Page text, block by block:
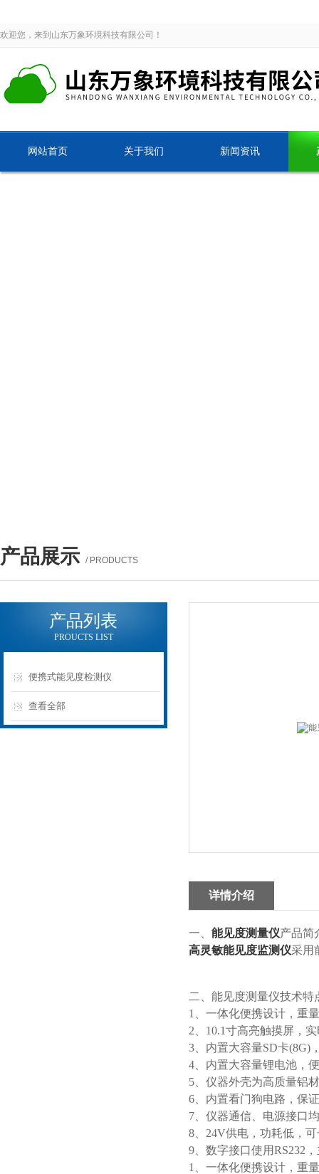
欢迎您，来到山东万象环境科技有限公司！
网站首页 关于我们 新闻资讯
产品展示 / PRODUCTS
产品列表
PROUCTS LIST
便携式能见度检测仪
查看全部
详情介绍
一、 能见度测量仪产品简
高灵敏能见度监测仪采用
二、能见度测量仪技术特
1、一体化便携设计，重
2、10.1寸高亮触摸屏，
3、内置大容量SD卡(8G)
4、内置大容量锂电池，
5、仪器外壳为高质量铝
6、内置看门狗电路，保
7、仪器通信、电源接口
8、24V供电，功耗低，
9、数字接口使用RS232
1、一体化便携设计，重